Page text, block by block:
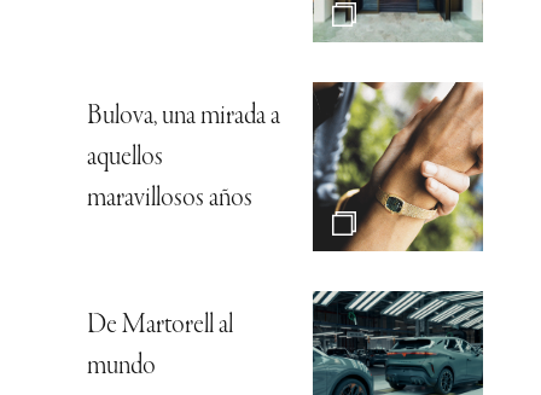
Bulova, una mirada a
aquellos
maravillosos años
De Martorell al
mundo